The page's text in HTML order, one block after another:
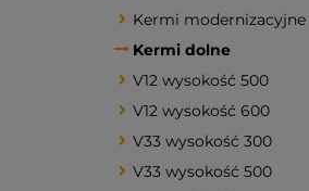
Kermi modernizacyjne
Kermi dolne
V12 wysokość 500
V12 wysokość 600
V33 wysokość 300
V33 wysokość 500